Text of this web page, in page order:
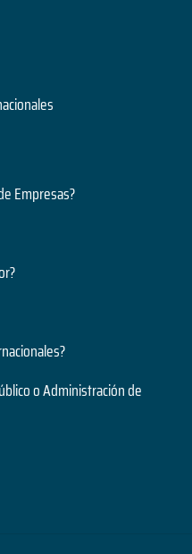
Empresas?
o Administración de